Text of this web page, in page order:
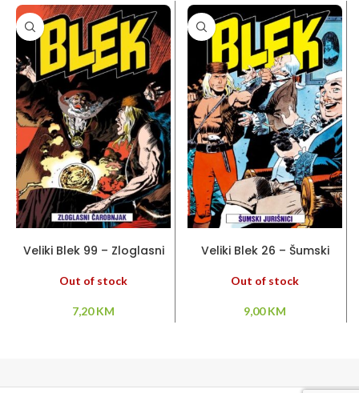
Veliki Blek 99 – Zloglasni
Out of stock
7,20KM
Veliki Blek 26 – Šumski
Out of stock
9,00KM